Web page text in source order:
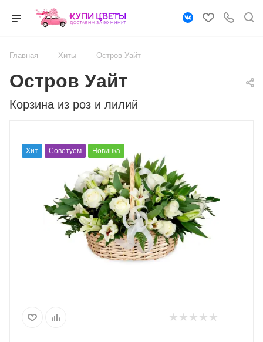
Главная — Хиты — Остров Уайт
Корзина из роз и лилий
Остров Уайт
Хит Советуем Новинка